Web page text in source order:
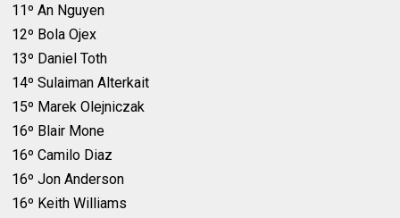
11º An Nguyen
12º Bola Ojex
13º Daniel Toth
14º Sulaiman Alterkait
15º Marek Olejniczak
16º Blair Mone
16º Camilo Diaz
16º Jon Anderson
16º Keith Williams